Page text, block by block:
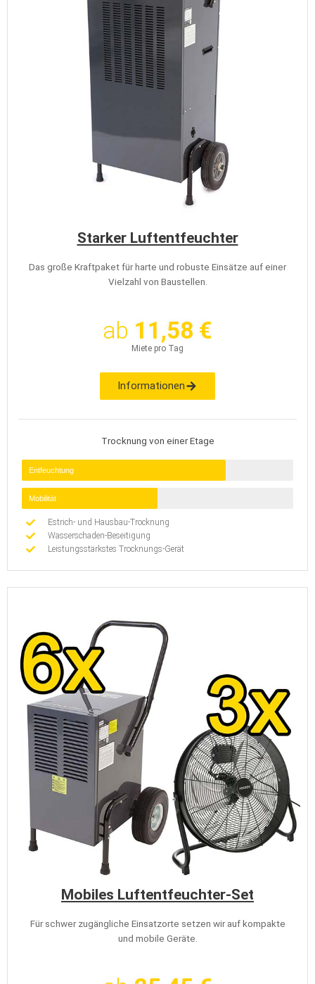
Starker Luftentfeuchter
Das große Kraftpaket für harte und robuste Einsätze auf einer
Vielzahl von Baustellen.
ab 11,58 €
Miete pro Tag
Informationen
Trocknung von einer Etage
Entfeuchtung
Mobilität
Estrich- und Hausbau-Trocknung
Wasserschaden-Beseitigung
Leistungsstärkstes Trocknungs-Gerät
Mobiles Luftentfeuchter-Set
Für schwer zugängliche Einsatzorte setzen wir auf kompakte
und mobile Geräte.